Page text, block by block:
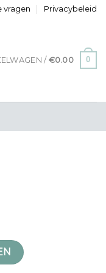
vragen Privacybeleid
/€0.00 0